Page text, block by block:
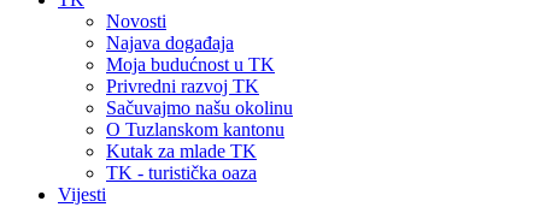
Novosti
Najava događaja
Moja budućnost u TK
Privredni razvoj TK
Sačuvajmo našu okolinu
O Tuzlanskom kantonu
Kutak za mlade TK
TK - turistička oaza
Vijesti